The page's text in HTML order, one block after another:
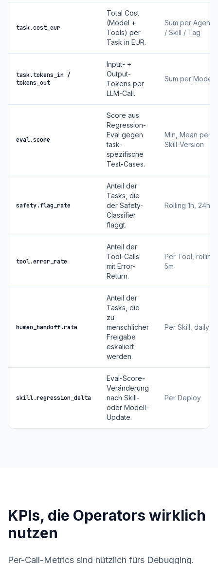
task.cost_eur
Total Cost
(Model +
Tools) per
Task in EUR.
Sum per Agent
/ Skill / Tag
task.tokens_in /
tokens_out
Input- +
Output-
Tokens per
LLM-Call.
Sum per Model
eval.score
Score aus
Regression-
Eval gegen
task-
spezifische
Test-Cases.
Min, Mean per
Skill-Version
safety.flag_rate
Anteil der
Tasks, die
der Safety-
Classifier
flaggt.
Rolling 1h, 24h
tool.error_rate
Anteil der
Tool-Calls
mit Error-
Return.
Per Tool, rolling
5m
human_handoff.rate
Anteil der
Tasks, die
zu
menschlicher
Freigabe
eskaliert
werden.
Per Skill, daily
skill.regression_delta
Eval-Score-
Veränderung
nach Skill-
oder Modell-
Update.
Per Deploy
KPIs, die Operators wirklich
nutzen
Per-Call-Metrics sind nützlich fürs Debugging.